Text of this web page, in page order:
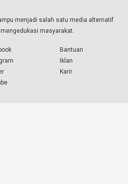
menjadi salah satu media alternatif
masyarakat.
Bantuan
Iklan
Karir